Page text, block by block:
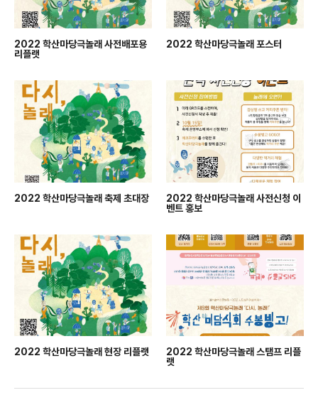
2022 학산마당극놀래 사전배포용
리플랫
2022 학산마당극놀래 포스터
2022 학산마당극놀래 축제 초대장
2022 학산마당극놀래 사전신청 이
벤트 홍보
2022 학산마당극놀래 현장 리플랫
2022 학산마당극놀래 스탬프 리플
랫